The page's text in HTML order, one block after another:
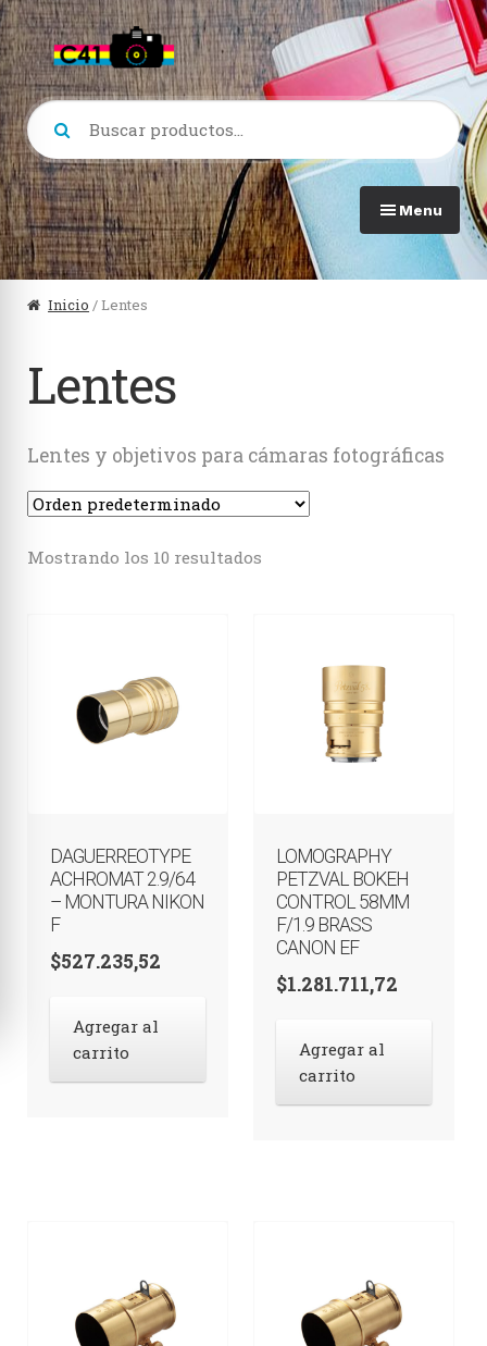
Skip
to
navigation
Skip
to
content
Buscar
por:
Menu
Inicio / Lentes
Lentes
Lentes y objetivos para cámaras fotográficas
Mostrando los 10 resultados
DAGUERREOTYPE
ACHROMAT 2.9/64
– MONTURA NIKON
F
$527.235,52
Agregar al
carrito
LOMOGRAPHY
PETZVAL BOKEH
CONTROL 58MM
F/1.9 BRASS
CANON EF
$1.281.711,72
Agregar al
carrito
Ver todo en Cámaras
Formato 35mm
Formato 110
Estenopeicas
Instantáneas